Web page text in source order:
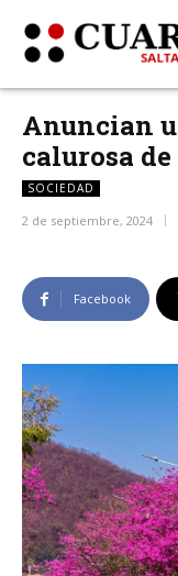
Anuncian
calurosa
SOCIEDAD
2 de septiembre, 2024
Facebook